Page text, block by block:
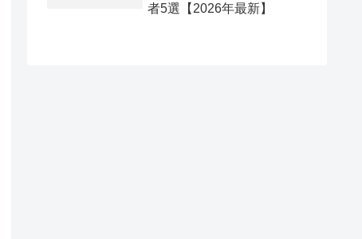
者5選【2026年最新】